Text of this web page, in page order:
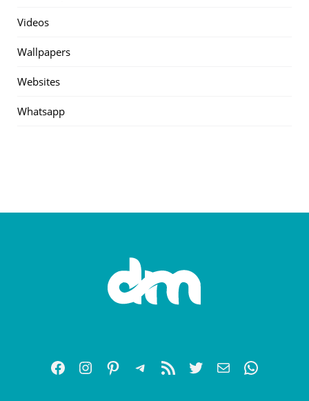
Videos
Wallpapers
Websites
Whatsapp